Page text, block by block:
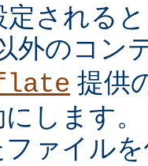
定される
外のコン
提供
にします
ァイル